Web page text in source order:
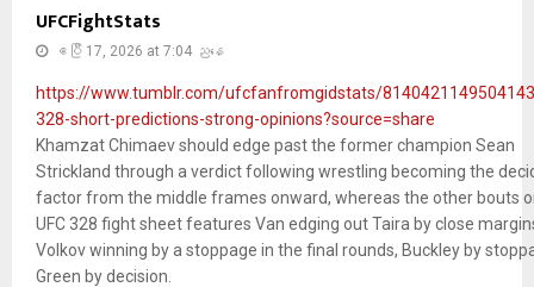
UFCFightStats
ဧပြီ 17, 2026 at 7:04 ညနေ
https://www.tumblr.com/ufcfanfromgidstats/
328-short-predictions-strong-opinions?source=share
Khamzat Chimaev should edge past the former champion Sean
Strickland through a verdict following wrestling becoming the
factor from the middle frames onward, whereas the other bouts
UFC 328 fight sheet features Van edging out Taira by close
Volkov winning by a stoppage in the final rounds, Buckley by
Green by decision.